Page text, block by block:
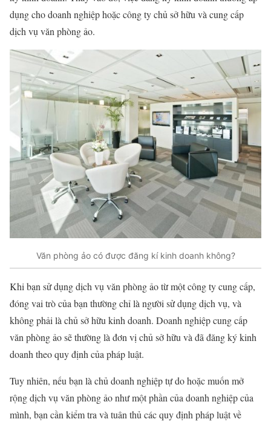
dụng cho doanh nghiệp hoặc công ty chủ sở hữu và cung cấp
dịch vụ văn phòng ảo.
Văn phòng ảo có được đăng kí kinh doanh không?
Khi bạn sử dụng dịch vụ văn phòng ảo từ một công ty cung cấp,
đóng vai trò của bạn thường chỉ là người sử dụng dịch vụ, và
không phải là chủ sở hữu kinh doanh. Doanh nghiệp cung cấp
văn phòng ảo sẽ thường là đơn vị chủ sở hữu và đã đăng ký kinh
doanh theo quy định của pháp luật.
Tuy nhiên, nếu bạn là chủ doanh nghiệp tự do hoặc muốn mở
rộng dịch vụ văn phòng ảo như một phần của doanh nghiệp của
mình, bạn cần kiểm tra và tuân thủ các quy định pháp luật về